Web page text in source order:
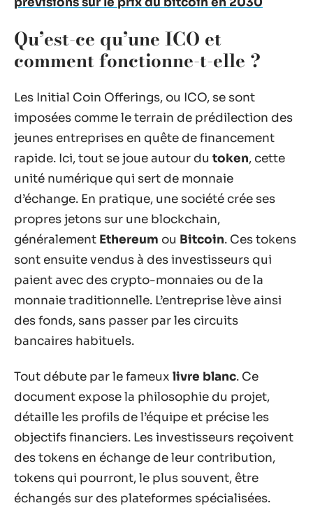
Qu’est-ce qu’une ICO et
comment fonctionne-t-elle ?
Les Initial Coin Offerings, ou ICO, se sont
imposées comme le terrain de prédilection des
jeunes entreprises en quête de financement
rapide. Ici, tout se joue autour du token, cette
unité numérique qui sert de monnaie
d’échange. En pratique, une société crée ses
propres jetons sur une blockchain,
généralement Ethereum ou Bitcoin. Ces tokens
sont ensuite vendus à des investisseurs qui
paient avec des crypto-monnaies ou de la
monnaie traditionnelle. L’entreprise lève ainsi
des fonds, sans passer par les circuits
bancaires habituels.
Tout débute par le fameux livre blanc. Ce
document expose la philosophie du projet,
détaille les profils de l’équipe et précise les
objectifs financiers. Les investisseurs reçoivent
des tokens en échange de leur contribution,
tokens qui pourront, le plus souvent, être
échangés sur des plateformes spécialisées.